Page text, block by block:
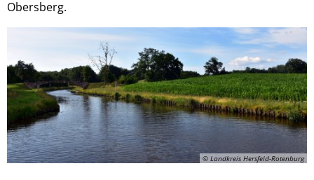
Obersberg.
© Landkreis Hersfeld-Rotenburg